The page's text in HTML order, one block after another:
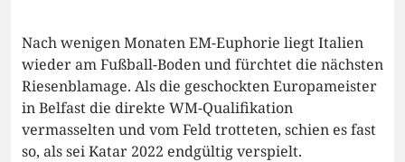
Nach wenigen Monaten EM-Euphorie liegt Italien
wieder am Fußball-Boden und fürchtet die nächsten
Riesenblamage. Als die geschockten Europameister
in Belfast die direkte WM-Qualifikation
vermasselten und vom Feld trotteten, schien es fast
so, als sei Katar 2022 endgültig verspielt.